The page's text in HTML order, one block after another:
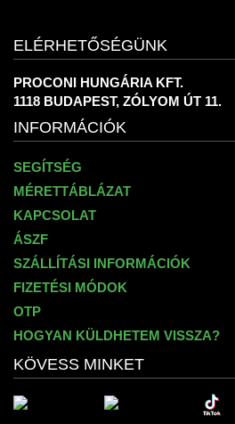
ELÉRHETŐSÉGÜNK
PROCONI HUNGÁRIA KFT.
1118 BUDAPEST, ZÓLYOM ÚT 11.
INFORMÁCIÓK
SEGÍTSÉG
MÉRETTÁBLÁZAT
KAPCSOLAT
ÁSZF
SZÁLLÍTÁSI INFORMÁCIÓK
FIZETÉSI MÓDOK
OTP
HOGYAN KÜLDHETEM VISSZA?
KÖVESS MINKET